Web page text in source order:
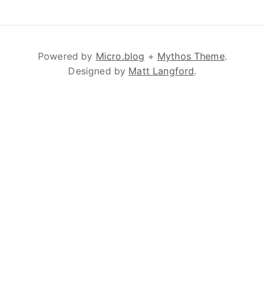
Powered by Micro.blog + Mythos Theme.
Designed by Matt Langford.